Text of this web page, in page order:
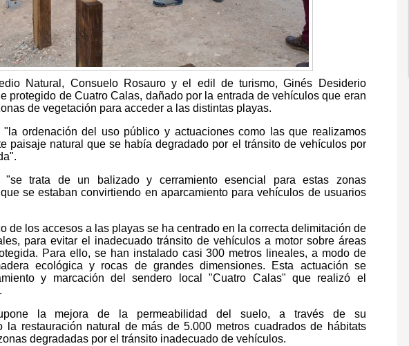
Natural, Consuelo Rosauro y el edil de turismo, Ginés Desiderio
protegido de Cuatro Calas, dañado por la entrada de vehículos que eran
de vegetación para acceder a las distintas playas.
"la ordenación del uso público y actuaciones como las que realizamos
paisaje natural que se había degradado por el tránsito de vehículos por
"se trata de un balizado y cerramiento esencial para estas zonas
se estaban convirtiendo en aparcamiento para vehículos de usuarios
de los accesos a las playas se ha centrado en la correcta delimitación de
para evitar el inadecuado tránsito de vehículos a motor sobre áreas
Para ello, se han instalado casi 300 metros lineales, a modo de
ecológica y rocas de grandes dimensiones. Esta actuación se
y marcación del sendero local "Cuatro Calas" que realizó el
la mejora de la permeabilidad del suelo, a través de su
la restauración natural de más de 5.000 metros cuadrados de hábitats
degradadas por el tránsito inadecuado de vehículos.